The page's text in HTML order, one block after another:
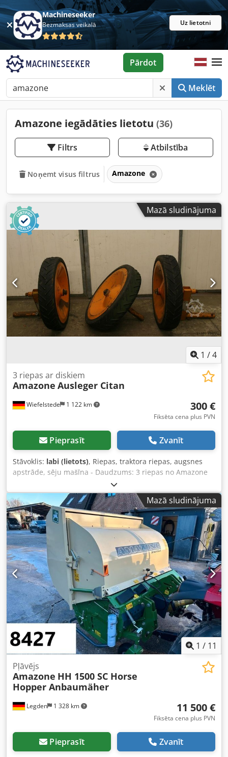
Machineseeker
Bezmaksas veikalā Uz lietotni
Meklēt
Pārdot
Amazone iegādāties lietotu (36)
Filtrs Atbilstība
Noņemt visus filtrus Amazone
Mazā sludinājuma
1 /4
Wiefelstede 1 122 km
3 riepas ar diskiem
Amazone Ausleger Citan
300 €
Fiksēta cena plus PVN
Pieprasīt Zvanīt
Stāvoklis: labi (lietots), Riepas, traktora riepas, augsnes
apstrāde, sēju mašīna - Daudzums: 3 riepas no Amazone
sējmašīnas - Riepu izmērs - Rumba: Ø 40 mm Dodpfx Aob
A E Ufsbzjck - Izmērs: Ø 750 - Komplektcena: par 3 riepām -
Svars: 51 kg/gab.
Mazā sludinājuma
1 / 11
Legden 1 328 km
Pļāvējs
Amazone HH 1500 SC Horse
Hopper Anbaumäher
11 500 €
Fiksēta cena plus PVN
Pieprasīt Zvanīt